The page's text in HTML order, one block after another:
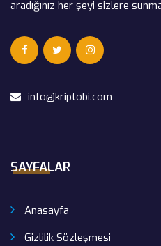
aradığınız her şeyi sizlere
info@kriptobi.com
SAYFALAR
Anasayfa
Gizlilik Sözleşmesi